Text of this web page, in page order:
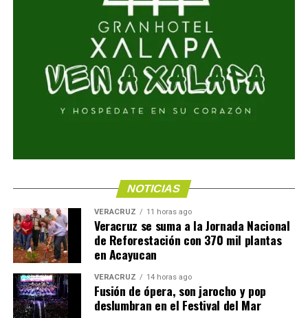
NOTICIAS
VERACRUZ 11 horas ago
Veracruz se suma a la Jornada Nacional
de Reforestación con 370 mil plantas
en Acayucan
VERACRUZ 14 horas ago
Fusión de ópera, son jarocho y pop
deslumbran en el Festival del Mar